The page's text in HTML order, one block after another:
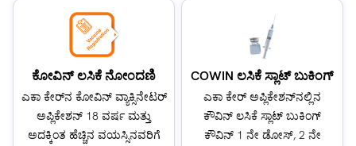
ಕೋವಿನ್ ಲಸಿಕೆ ನೋಂದಣಿ
ಎಕಾ ಕೇರ್‌ನ ಕೋವಿನ್ ವ್ಯಾಕ್ಸಿನೇಟರ್
ಅಪ್ಲಿಕೇಶನ್ 18 ವರ್ಷ ಮತ್ತು
ಅದಕ್ಕಿಂತ ಹೆಚ್ಚಿನ ವಯಸ್ಸಿನವರಿಗೆ
COWIN ಲಸಿಕೆ ಸ್ಲಾಟ್ ಬುಕಿಂಗ್
ಎಕಾ ಕೇರ್ ಅಪ್ಲಿಕೇಶನ್‌ನಲ್ಲಿನ
ಕೌವಿನ್ ಲಸಿಕೆ ಸ್ಲಾಟ್ ಬುಕಿಂಗ್
ಕೌವಿನ್ 1 ನೇ ಡೋಸ್, 2 ನೇ